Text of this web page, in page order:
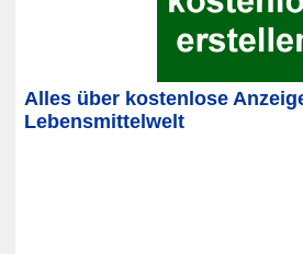
Alles über kostenlose
Lebensmittelwelt